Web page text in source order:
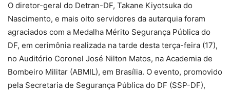
O diretor-geral do Detran-DF, Takane Kiyotsuka do
Nascimento, e mais oito servidores da autarquia foram
agraciados com a Medalha Mérito Segurança Pública do
DF, em cerimônia realizada na tarde desta terça-feira (17),
no Auditório Coronel José Nilton Matos, na Academia de
Bombeiro Militar (ABMIL), em Brasília. O evento, promovido
pela Secretaria de Segurança Pública do DF (SSP-DF),